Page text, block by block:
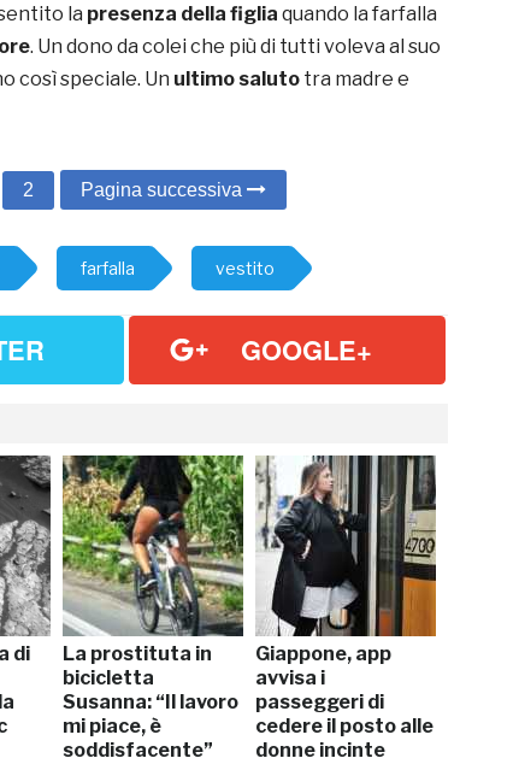
la presenza della figlia quando la farfalla
. Un dono da colei che più di tutti voleva al suo
così speciale. Un ultimo saluto tra madre e
2 Pagina successiva
farfalla vestito
GOOGLE+
di
La prostituta in
bicicletta
Susanna: “Il lavoro
mi piace, è
soddisfacente”
Giappone, app
avvisa i
passeggeri di
cedere il posto alle
donne incinte